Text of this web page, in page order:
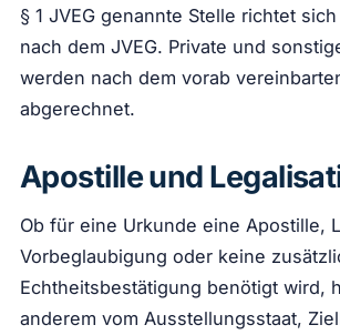
§ 1 JVEG genannte Stelle richtet
nach dem JVEG. Private und
werden nach dem vorab
abgerechnet.
Apostille und
Ob für eine Urkunde eine Apostille,
Vorbeglaubigung oder keine
Echtheitsbestätigung benötigt wird,
anderem vom Ausstellungsstaat,